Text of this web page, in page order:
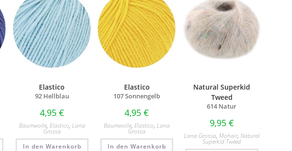
Elastico
92 Hellblau
4,95 €
Baumwolle, Elastico, Lana
Grossa
In den Warenkorb
Elastico
107 Sonnengelb
4,95€
Baumwolle,Elastico,Lana
Grossa
In den Warenkorb
Natural Superkid
Tweed
614 Natur
9,95 €
Lana Grossa, Mohair, Natural
Superkid Tweed